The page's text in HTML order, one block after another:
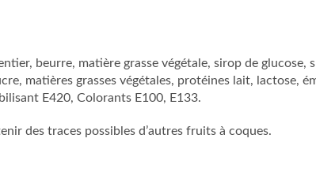
beurre, matière grasse végétale, sirop de glucose,
matières grasses végétales, protéines lait, lactose,
E420, Colorants E100, E133.
des traces possibles d’autres fruits à coques.